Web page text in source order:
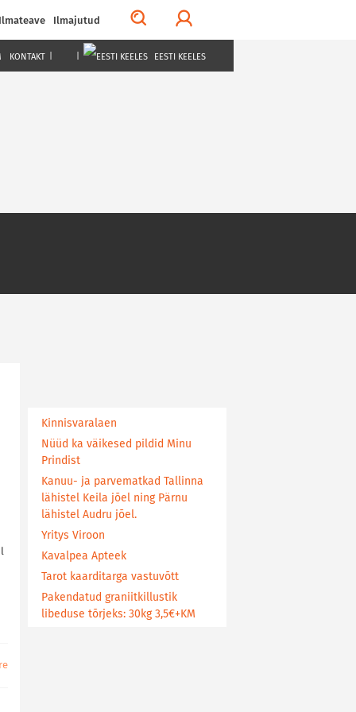
Ilmajutud
KONTAKT EESTI KEELES
Kinnisvaralaen
Nüüd ka väikesed pildid Minu
Prindist
Kanuu- ja parvematkad Tallinna
lähistel Keila jõel ning Pärnu
lähistel Audru jõel.
Yritys Viroon
Kavalpea Apteek
Tarot kaarditarga vastuvõtt
Pakendatud graniitkillustik
libeduse tõrjeks: 30kg 3,5€+KM